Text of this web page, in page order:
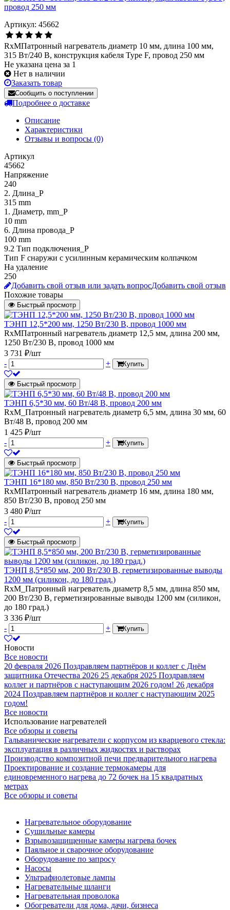
Артикул: 45662
RxMПатронный нагреватель диаметр 10 мм, длина 100 мм,
315 Вт/240 В, конструкция кабеля Type F, провод 250 мм
Не указана цена за 1
Нет в наличии
Заказать товар
Сообщить о поступлении
Подробнее о доставке
Описание
Характеристики
Отзывы и вопросы (0)
Артикул
45662
Напряжение
240
2. Длина_P
315 mm
1. Диаметр, mm_P
10 mm
6. Длина провода_P
100 mm
9.2 Тип подключения_P
Тип F снаружи с усилинным керамическим колпачком
На удаление
250
Добавить свой отзыв или задать вопросДобавить свой отзыв
Похожие товары
Быстрый просмотр
ТЭНП 12,5*200 мм, 1250 Вт/230 В, провод 1000 мм
RxMПатронный нагреватель диаметр 12,5 мм, длина 200 мм,
1250 Вт/230 В, провод 1000 мм
3 731 ₽/шт
-
+ Купить
Быстрый просмотр
ТЭНП 6,5*30 мм, 60 Вт/48 В, провод 200 мм
RxM_Патронный нагреватель диаметр 6,5 мм, длина 30 мм, 60
Вт/48 В, провод 200 мм
1 425 ₽/шт
-
+ Купить
Быстрый просмотр
ТЭНП 16*180 мм, 850 Вт/230 В, провод 250 мм
RxMПатронный нагреватель диаметр 16 мм, длина 180 мм,
850 Вт/230 В, провод 250 мм
3 480 ₽/шт
-
+ Купить
Быстрый просмотр
ТЭНП 8,5*850 мм, 200 Вт/230 В, герметизированные выводы
1200 мм (силикон, до 180 град.)
RxM_Патронный нагреватель диаметр 8,5 мм, длина 850 мм,
200 Вт/230 В, герметизированные выводы 1200 мм (силикон,
до 180 град.)
3 336 ₽/шт
-
+ Купить
Новости
Все новости
20 февраля 2026 Поздравляем партнёров и коллег с Днём
защитника Отечества 2026 25 декабря 2025 Поздравляем
коллег и партнёров с наступающим 2026 годом! 26 декабря
2024 Поздравляем партнёров и коллег с наступающим 2025
годом!
Все новости
Использование нагревателей
Все обзоры и советы
Гальванические нагреватели с корпусом из кварцевого стекла:
эксплуатация в различных жидкостях и растворах
Производство композитной печи предварительного нагрева
Проектирование и создание термокамеры для
единовременного нагрева до 72 бочек на 15 квадратных
метрах
Все обзоры и советы
Нагревательное оборудование
Сушильные камеры
Взрывозащищенные камеры нагрева бочек
Паяльное и сварочное оборудование
Оборудование по запросу
Насосы
Ультрафиолетовые лампы
Нагревательные шланги
Нагревательная проволока
Обогреватели для дома, дачи, бизнеса